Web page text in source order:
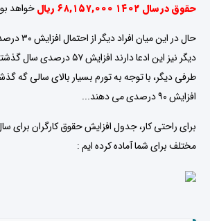
حقوق در سال ۱ ۴۰۲ ۶۸,۱۵۷,۰۰۰ ریالخواهد
حال در این
دیگر نیز این ادعا دارند افزایش
طرفی دیگر، با توجه به تورم بسیار بالای سالی گه
افزایش ۹۰ درصدی می دهند...
مختلف برای شما آماده کرده ایم :